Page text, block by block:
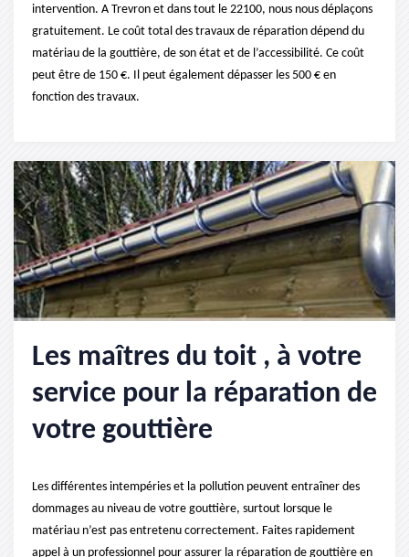
intervention. A Trevron et dans tout le 22100, nous nous déplaçons
gratuitement. Le coût total des travaux de réparation dépend du
matériau de la gouttière, de son état et de l’accessibilité. Ce coût
peut être de 150 €. Il peut également dépasser les 500 € en
fonction des travaux.
Les maîtres du toit , à votre
service pour la réparation de
votre gouttière
Les différentes intempéries et la pollution peuvent entraîner des
dommages au niveau de votre gouttière, surtout lorsque le
matériau n’est pas entretenu correctement. Faites rapidement
appel à un professionnel pour assurer la réparation de gouttière en